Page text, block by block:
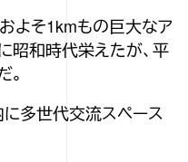
よそ1kmもの巨大なア
昭和時代栄えたが、平
多世代交流スペース